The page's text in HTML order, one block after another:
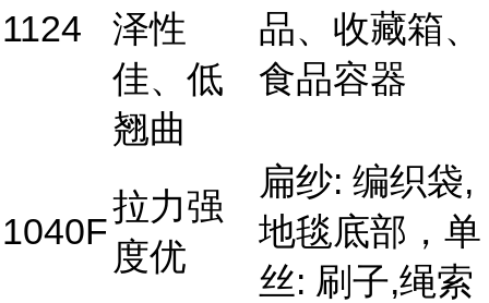
1124
泽性
佳、低
翘曲
品、收藏箱、
食品容器
1040F
拉力强
度优
扁纱: 编织袋,
地毯底部，单
丝: 刷子,绳索